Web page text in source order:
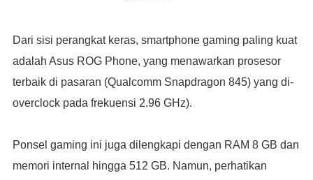
Dari sisi perangkat keras, smartphone gaming paling kuat
adalah Asus ROG Phone, yang menawarkan prosesor
terbaik di pasaran (Qualcomm Snapdragon 845) yang di-
overclock pada frekuensi 2.96 GHz).
Ponsel gaming ini juga dilengkapi dengan RAM 8 GB dan
memori internal hingga 512 GB. Namun, perhatikan